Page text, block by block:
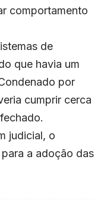
comportamento
de
que havia um
por
cumprir cerca
judicial, o
a adoção das